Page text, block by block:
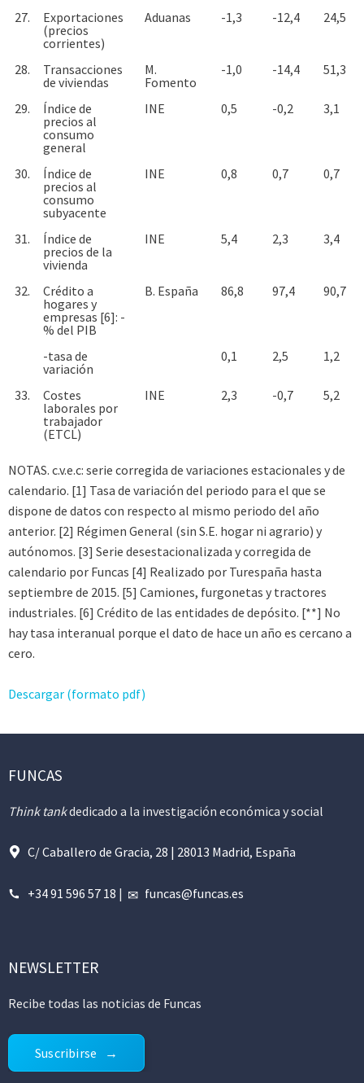
27.
Exportaciones
(precios
corrientes)
Aduanas -1,3 -12,4 24,5
28.
Transacciones
de viviendas
M.
Fomento
-1,0 -14,4 51,3
29.
Índice de
precios al
consumo
general
INE 0,5 -0,2 3,1
30.
Índice de
precios al
consumo
subyacente
INE 0,8 0,7 0,7
31.
Índice de
precios de la
vivienda
INE 5,4 2,3 3,4
32.
Crédito a
hogares y
empresas [6]: -
% del PIB
B. España 86,8 97,4 90,7
-tasa de
variación
0,1 2,5 1,2
33.
Costes
laborales por
trabajador
(ETCL)
INE 2,3 -0,7 5,2
NOTAS. c.v.e.c: serie corregida de variaciones estacionales y de
calendario. [1] Tasa de variación del periodo para el que se
dispone de datos con respecto al mismo periodo del año
anterior. [2] Régimen General (sin S.E. hogar ni agrario) y
autónomos. [3] Serie desestacionalizada y corregida de
calendario por Funcas [4] Realizado por Turespaña hasta
septiembre de 2015. [5] Camiones, furgonetas y tractores
industriales. [6] Crédito de las entidades de depósito. [**] No
hay tasa interanual porque el dato de hace un año es cercano a
cero.
Descargar (formato pdf)
FUNCAS
Think tankdedicado a la investigación económica y social
C/ Caballero de Gracia, 28 | 28013 Madrid, España
+34 91 596 57 18 | funcas@funcas.es
NEWSLETTER
Recibe todas las noticias de Funcas
Suscribirse